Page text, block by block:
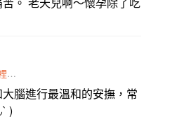
大腦
腦進行最溫和的安撫，常
)